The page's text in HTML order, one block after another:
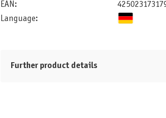
EAN:
Language:
Further product details